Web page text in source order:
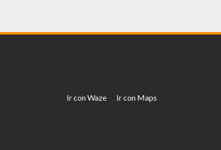
Ir con Waze Ir con Maps